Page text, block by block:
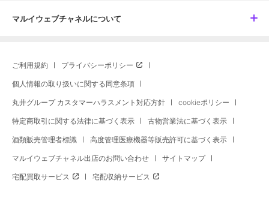
マルイウェブチャネルについて
ご利用規約 プライバシーポリシー
個人情報の取り扱いに関する同意条項
丸井グループ カスタマーハラスメント対応方針 cookieポリシー
特定商取引に関する法律に基づく表示 古物営業法に基づく表示
酒類販売管理者標識 高度管理医療機器等販売許可に基づく表示
マルイウェブチャネル出店のお問い合わせ サイトマップ
宅配買取サービス 宅配収納サービス